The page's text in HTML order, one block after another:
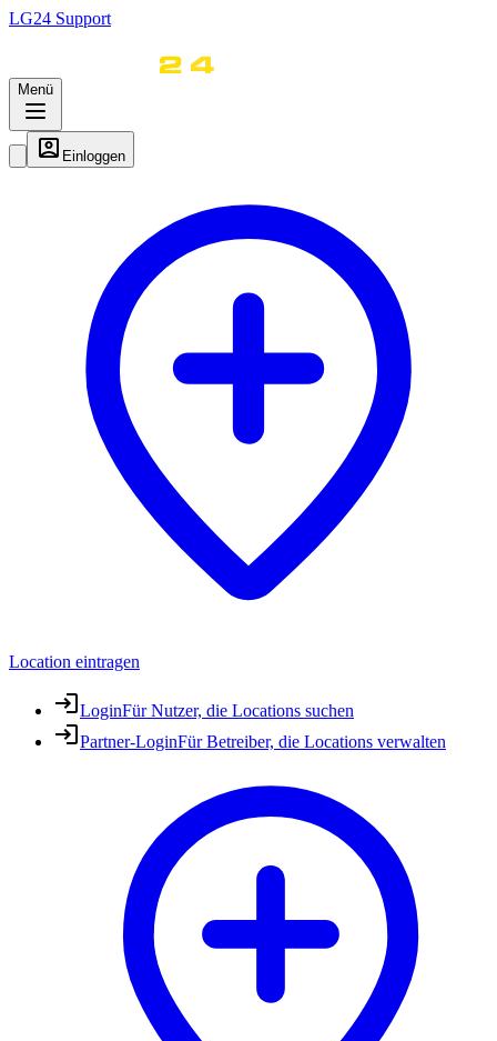
LG24 Support
Menü
Einloggen
Location eintragen
LoginFür Nutzer, die Locations suchen
Partner-LoginFür Betreiber, die Locations verwalten